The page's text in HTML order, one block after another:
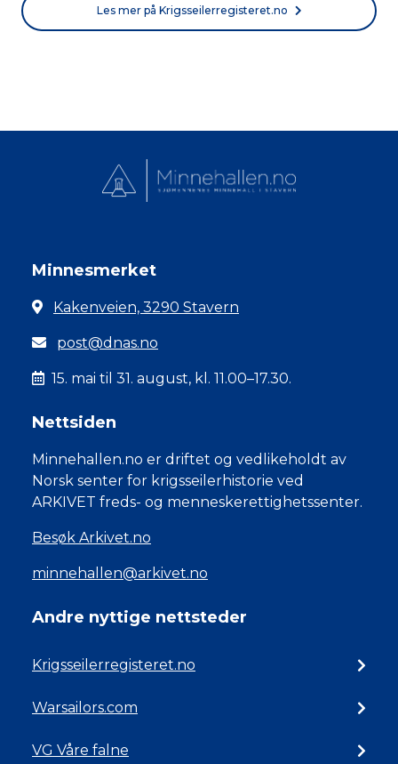
Les mer på Krigsseilerregisteret.no
Minnesmerket
Kakenveien, 3290 Stavern
post@dnas.no
15. mai til 31. august, kl. 11.00–17.30.
Nettsiden
Minnehallen.no er driftet og vedlikeholdt av
Norsk senter for krigsseilerhistorie ved
ARKIVET freds- og menneskerettighetssenter.
Besøk Arkivet.no
minnehallen@arkivet.no
Andre nyttige nettsteder
Krigsseilerregisteret.no
Warsailors.com
VG Våre falne